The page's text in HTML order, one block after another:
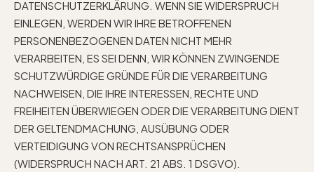
DATENSCHUTZERKLÄRUNG. WENN SIE WIDERSPRUCH
EINLEGEN, WERDEN WIR IHRE BETROFFENEN
PERSONENBEZOGENEN DATEN NICHT MEHR
VERARBEITEN, ES SEI DENN, WIR KÖNNEN ZWINGENDE
SCHUTZWÜRDIGE GRÜNDE FÜR DIE VERARBEITUNG
NACHWEISEN, DIE IHRE INTERESSEN, RECHTE UND
FREIHEITEN ÜBERWIEGEN ODER DIE VERARBEITUNG DIENT
DER GELTENDMACHUNG, AUSÜBUNG ODER
VERTEIDIGUNG VON RECHTSANSPRÜCHEN
(WIDERSPRUCH NACH ART. 21 ABS. 1 DSGVO).